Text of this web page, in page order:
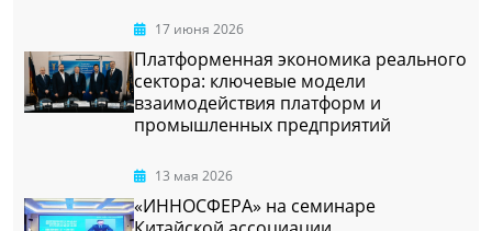
17 июня 2026
Платформенная экономика реального
сектора: ключевые модели
взаимодействия платформ и
промышленных предприятий
13 мая 2026
«ИННОСФЕРА» на семинаре